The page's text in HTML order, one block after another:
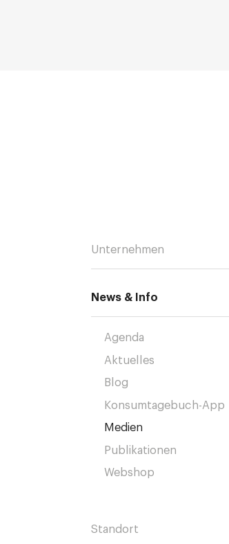
Unternehmen
News & Info
Agenda
Aktuelles
Blog
Konsumtagebuch-App
Medien
Publikationen
Webshop
Standort